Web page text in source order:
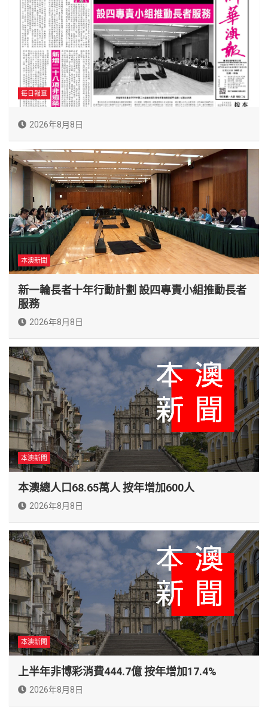
每日報章
2026年8月8日
本澳新聞
新一輪長者十年行動計劃 設四專責小組推動長者
服務
2026年8月8日
本澳新聞
本澳總人口68.65萬人 按年增加600人
2026年8月8日
本澳新聞
上半年非博彩消費444.7億 按年增加17.4%
2026年8月8日